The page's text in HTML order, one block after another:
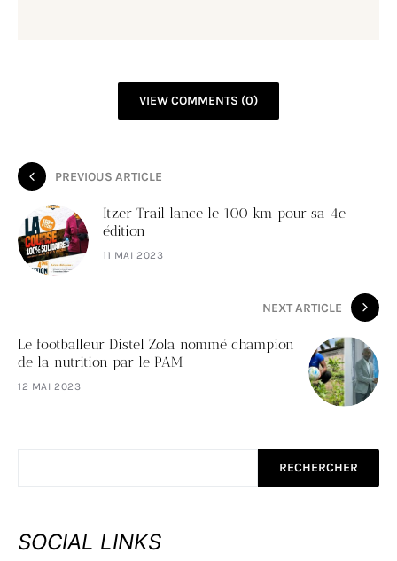
VIEW COMMENTS (0)
PREVIOUS ARTICLE
Itzer Trail lance le 100 km pour sa 4e
édition
11 MAI 2023
NEXT ARTICLE
Le footballeur Distel Zola nommé champion
de la nutrition par le PAM
12 MAI 2023
RECHERCHER
SOCIAL LINKS